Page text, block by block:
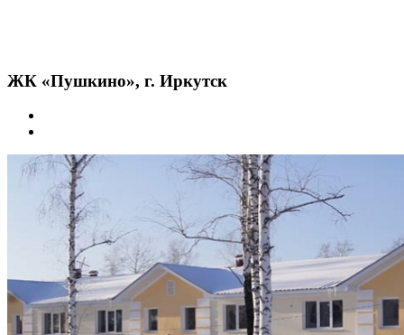
ЖК «Пушкино», г. Иркутск